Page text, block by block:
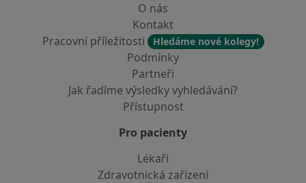
O nás
Kontakt
Pracovní příležitosti
Hledáme nové kolegy!
Podmínky
Partneři
Jak řadíme výsledky vyhledávání?
Přístupnost
Pro pacienty
Lékaři
Zdravotnická zařízení